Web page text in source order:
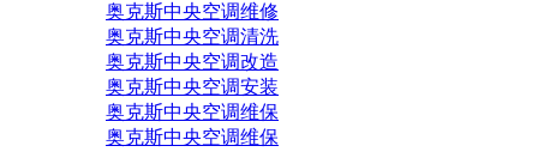
奥克斯中央空调维修
奥克斯中央空调清洗
奥克斯中央空调改造
奥克斯中央空调安装
奥克斯中央空调维保
奥克斯中央空调维保